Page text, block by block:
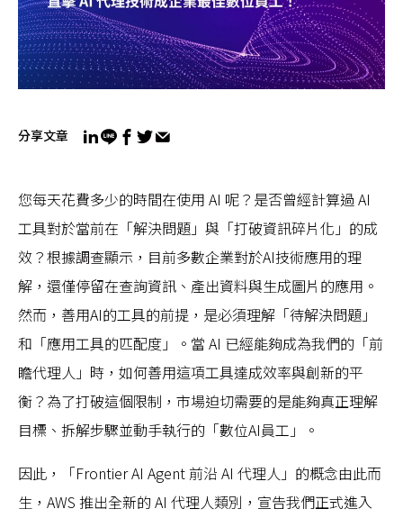
分享文章
您每天花費多少的時間在使用 AI 呢？是否曾經計算過 AI
工具對於當前在「解決問題」與「打破資訊碎片化」的成
效？根據調查顯示，目前多數企業對於AI技術應用的理
解，還僅停留在查詢資訊、產出資料與生成圖片的應用。
然而，善用AI的工具的前提，是必須理解「待解決問題」
和「應用工具的匹配度」。當 AI 已經能夠成為我們的「前
瞻代理人」時，如何善用這項工具達成效率與創新的平
衡？為了打破這個限制，市場迫切需要的是能夠真正理解
目標、拆解步驟並動手執行的「數位AI員工」。
因此，「Frontier AI Agent 前沿 AI 代理人」的概念由此而
生，AWS 推出全新的 AI 代理人類別，宣告我們正式進入